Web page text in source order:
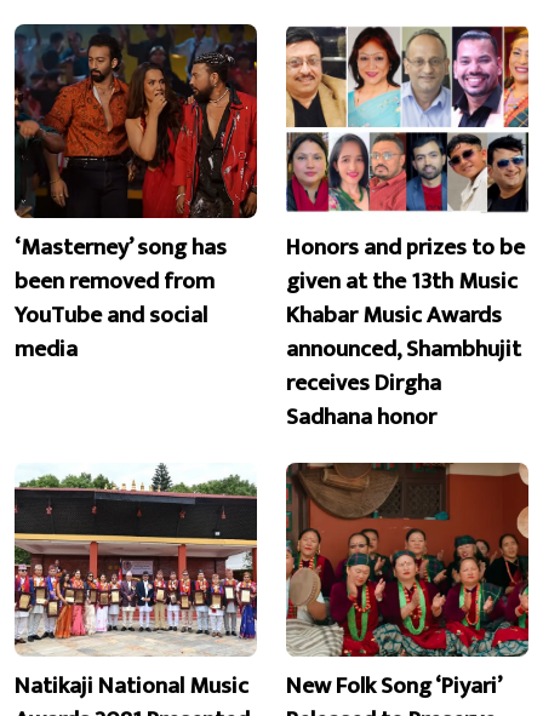
‘Masterney’ song has
been removed from
YouTube and social
media
Honors and prizes to be
given at the 13th Music
Khabar Music Awards
announced, Shambhujit
receives Dirgha
Sadhana honor
Natikaji National Music
New Folk Song ‘Piyari’